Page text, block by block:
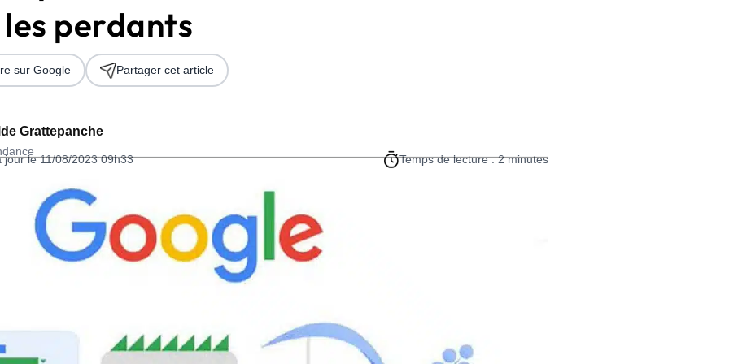
perdants
Grattepanche
jour le 11/08/2023 09h33 Temps de lecture : 2 minutes
sur Google Partager cet article